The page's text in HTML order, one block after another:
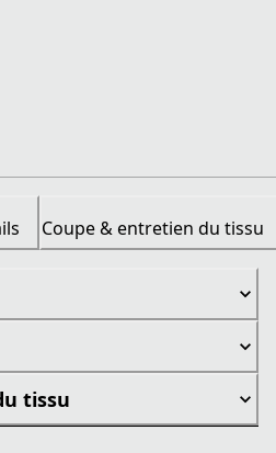
Coupe & entretien du tissu
tissu